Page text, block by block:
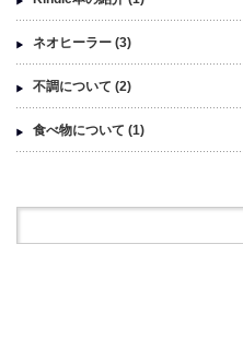
ネオヒーラー (3)
不調について (2)
食べ物について (1)